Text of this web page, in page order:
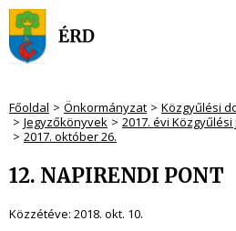
Főoldal Önkormányzat
Közgyűlési
Jegyzőkönyvek
2017. évi
2017. október 26.
12. NAPIRENDI PONT
Közzétéve: 2018. okt. 10.